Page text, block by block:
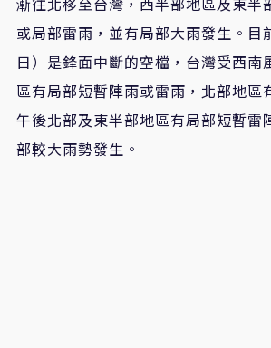
或局部雷雨，並有局部大雨發生。目
日）是鋒面中斷的空檔，台灣受西南
區有局部短暫陣雨或雷雨，北部地區
午後北部及東半部地區有局部短暫雷
部較大雨勢發生。